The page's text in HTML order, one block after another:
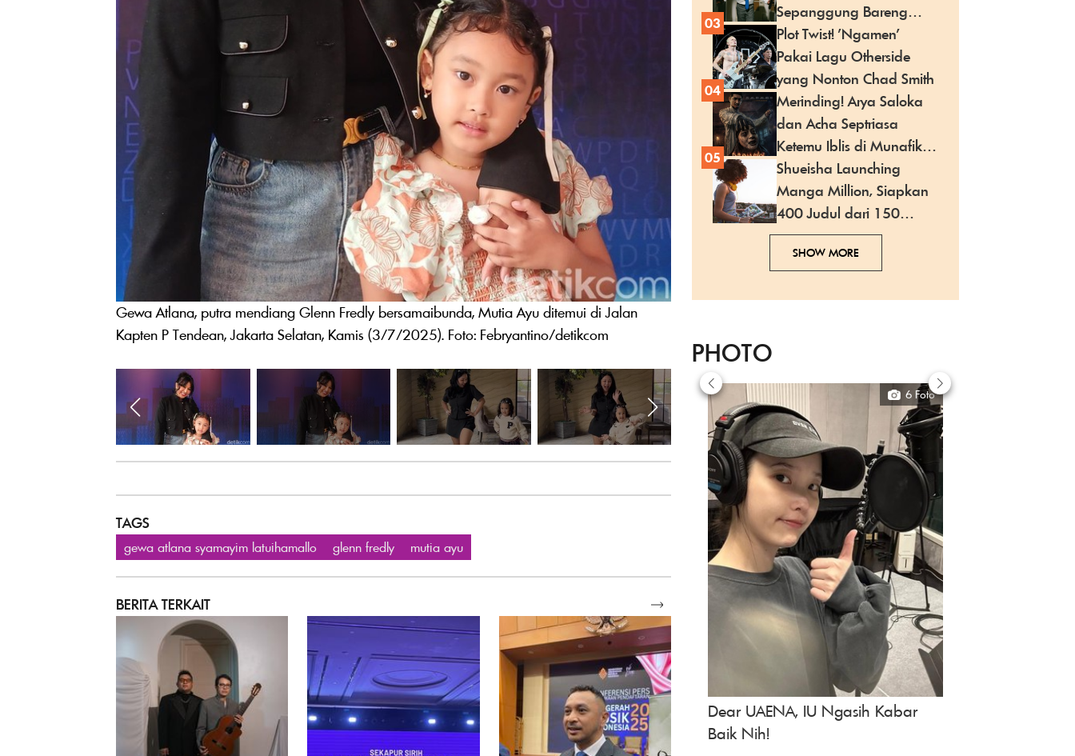
Gewa Atlana, putra mendiang Glenn Fredly bersamaibunda, Mutia Ayu ditemui di Jalan
Kapten P Tendean, Jakarta Selatan, Kamis (3/7/2025). Foto: Febryantino/detikcom
TAGS
gewa atlana syamayim latuihamallo glenn fredly mutia ayu
BERITA TERKAIT
Sepanggung Bareng
PWG
03
Plot Twist! 'Ngamen'
Pakai Lagu Otherside
yang Nonton Chad Smith
04
Merinding! Arya Saloka
dan Acha Septriasa
Ketemu Iblis di Munafik:
Melawan Iblis
05
Shueisha Launching
Manga Million, Siapkan
400 Judul dari 150
Bahasa
SHOW MORE
PHOTO
6 Foto
Dear UAENA, IU Ngasih Kabar
Baik Nih!